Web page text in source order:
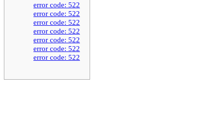
error code: 522
error code: 522
error code: 522
error code: 522
error code: 522
error code: 522
error code: 522